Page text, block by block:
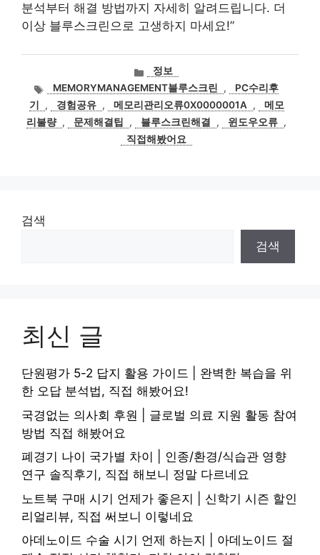
분석부터 해결 방법까지 자세히 알려드립니다. 더
이상 블루스크린으로 고생하지 마세요!”
카
테
고
리
정보
태MEMORYMANAGEMENT블루스크린 ,
PC수리후
기
, 경험공유 , 메모리관리오류0X0000001A ,
메모
리불량 , 문제해결팁 , 블루스크린해결 , 윈도우오류 ,
직접해봤어요
검색
검색
최신 글
단원평가 5-2 답지 활용 가이드 | 완벽한 복습을 위
한 오답 분석법, 직접 해봤어요!
국경없는 의사회 후원 | 글로벌 의료 지원 활동 참여
방법 직접 해봤어요
폐경기 나이 국가별 차이 | 인종/환경/식습관 영향
연구 솔직후기, 직접 해보니 정말 다르네요
노트북 구매 시기 언제가 좋은지 | 신학기 시즌 할인
리얼리뷰, 직접 써보니 이렇네요
아데노이드 수술 시기 언제 하는지 | 아데노이드 절